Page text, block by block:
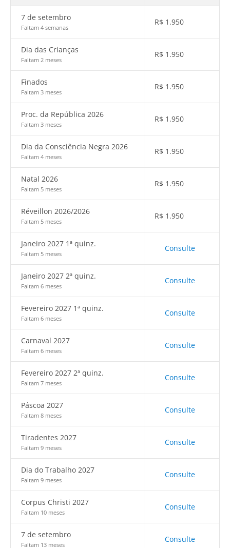
7 de setembro
Faltam 4 semanas
R$ 1.950
Dia das Crianças
Faltam 2 meses
R$ 1.950
Finados
Faltam 3 meses
R$ 1.950
Proc. da República 2026
Faltam 3 meses
R$ 1.950
Dia da Consciência Negra 2026
Faltam 4 meses
R$ 1.950
Natal 2026
Faltam 5 meses
R$ 1.950
Réveillon 2026/2026
Faltam 5 meses
R$ 1.950
Janeiro 2027 1ª quinz.
Faltam 5 meses
Consulte
Janeiro 2027 2ª quinz.
Faltam 6 meses
Consulte
Fevereiro 2027 1ª quinz.
Faltam 6 meses
Consulte
Carnaval 2027
Faltam 6 meses
Consulte
Fevereiro 2027 2ª quinz.
Faltam 7 meses
Consulte
Páscoa 2027
Faltam 8 meses
Consulte
Tiradentes 2027
Faltam 9 meses
Consulte
Dia do Trabalho 2027
Faltam 9 meses
Consulte
Corpus Christi 2027
Faltam 10 meses
Consulte
7 de setembro
Faltam 13 meses
Consulte